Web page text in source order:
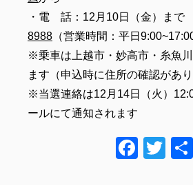
・電 話：12月10日（金）ま
8988 （営業時間：平日9:00~17:00
※乗車は上越市・妙高市・糸魚
ます（申込時に住所の確認があり
※当選連絡は12月14日（火）
ールにて通知されます
F
T